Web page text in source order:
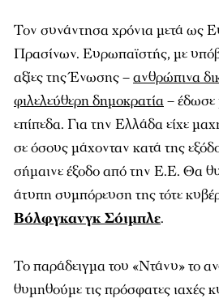
Τον συνάντησα χρόνια μετά ως
Πρασίνων. Ευρωπαϊστής, με
αξίες της Ένωσης –ανθρώπινα
φιλελεύθερη δημοκρατία– έδωσε
επίπεδα. Για την Ελλάδα είχε
σε όσους μάχονταν κατά της
σήμαινε έξοδο από την Ε.Ε. Θα
άτυπη συμπόρευση της τότε
Βόλφγκανγκ Σόιμπλε.
Το παράδειγμα του «Ντάνυ» το
θυμηθούμε τις πρόσφατες ιαχές